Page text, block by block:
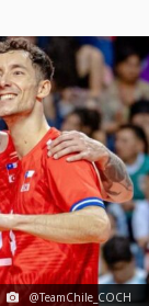
@TeamChile_COCH